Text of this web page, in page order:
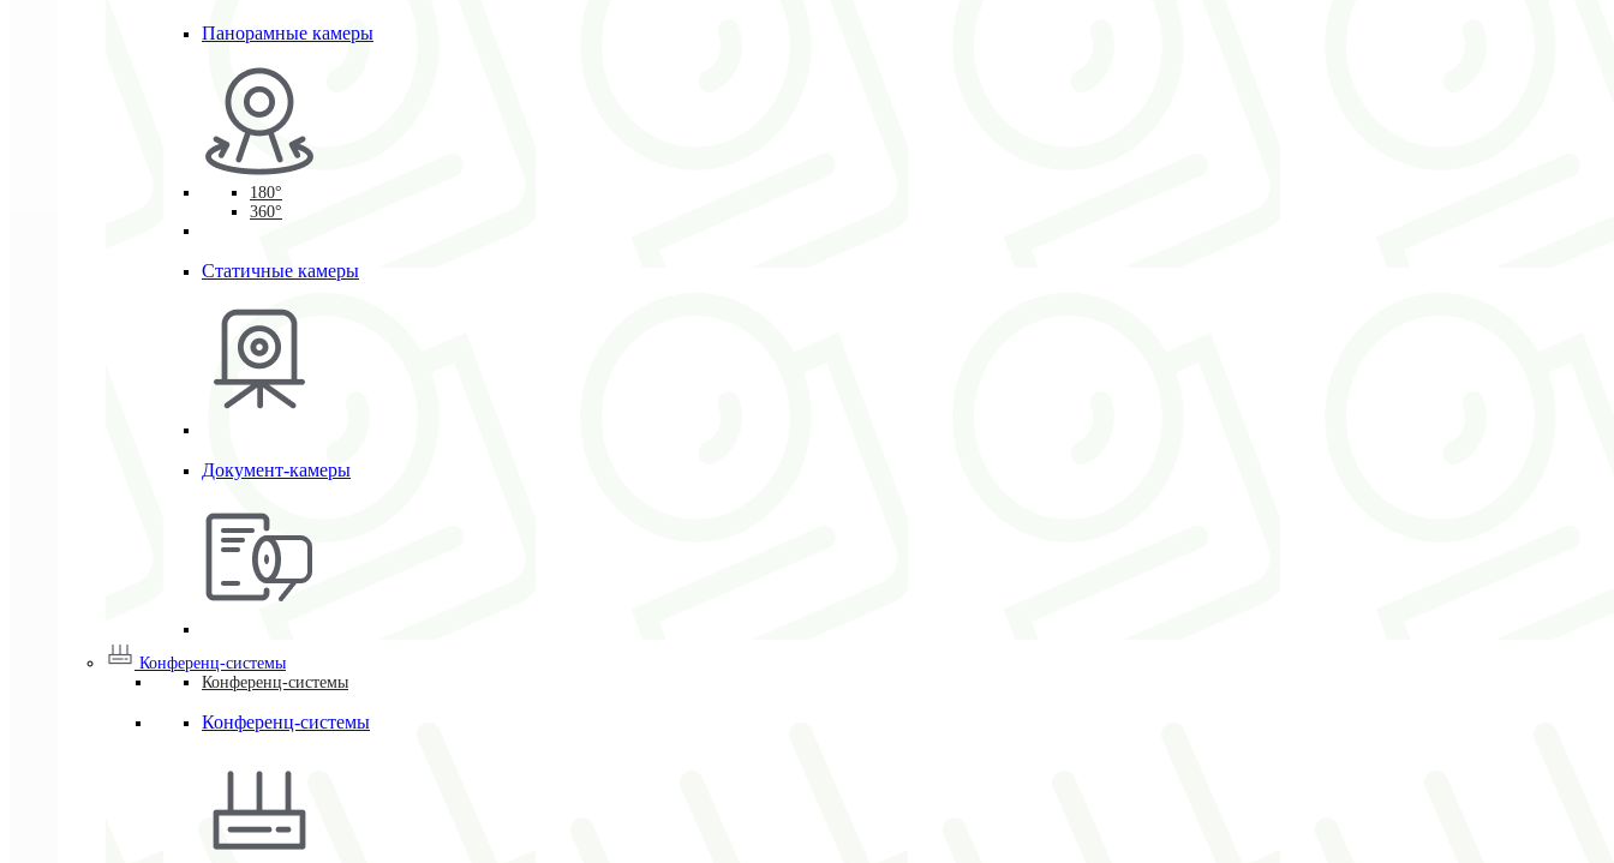
Панорамные камеры
180°
360°
Статичные камеры
Документ-камеры
Конференц-системы
Конференц-системы
Конференц-системы